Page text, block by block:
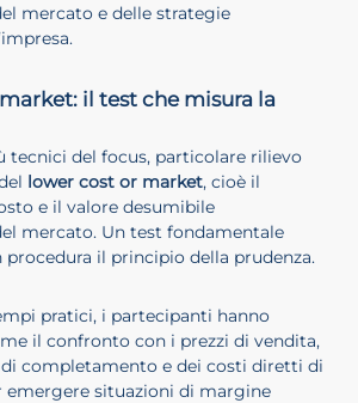
mercato e delle strategie
il test che misura la
tecnici del focus, particolare rilievo
lower cost or market, cioè il
e il valore desumibile
mercato. Un test fondamentale
procedura il principio della prudenza.
pratici, i partecipanti hanno
il confronto con i prezzi di vendita,
completamento e dei costi diretti di
emergere situazioni di margine